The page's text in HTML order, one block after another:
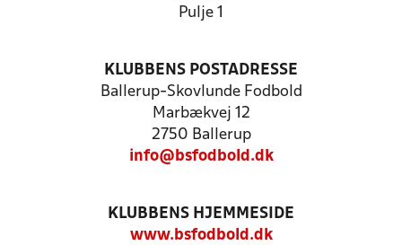
Pulje 1
KLUBBENS POSTADRESSE
Ballerup-Skovlunde Fodbold
Marbækvej 12
2750 Ballerup
info@bsfodbold.dk
KLUBBENS HJEMMESIDE
www.bsfodbold.dk